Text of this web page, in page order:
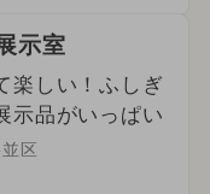
示室
楽しい！ふしぎ
示品がいっぱい
区